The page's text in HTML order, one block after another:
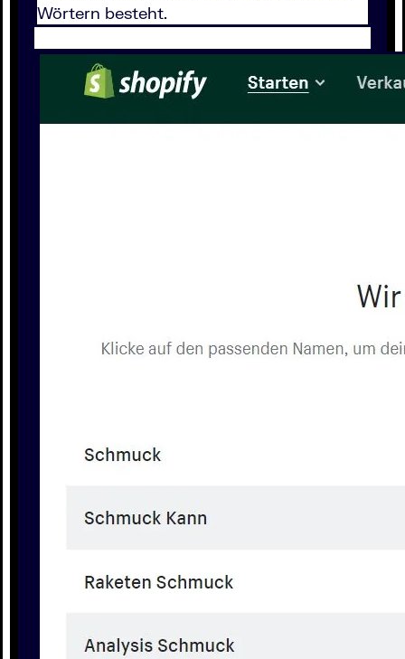
Wörtern besteht.